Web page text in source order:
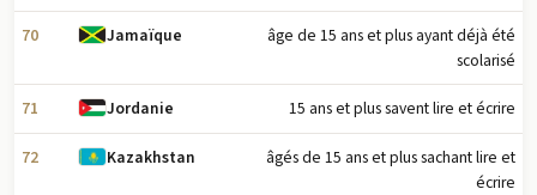
70 Jamaïque
âge de 15 ans et plus ayant déjà été
scolarisé
71 Jordanie 15 ans et plus savent lire et écrire
72 Kazakhstan
âgés de 15 ans et plus sachant lire et
écrire